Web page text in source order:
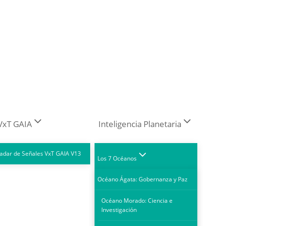
GAIA
de Señales VxT GAIA V13
Inteligencia Planetaria
Los 7 Océanos
Océano Ágata: Gobernanza y Paz
Océano Morado: Ciencia e
Investigación